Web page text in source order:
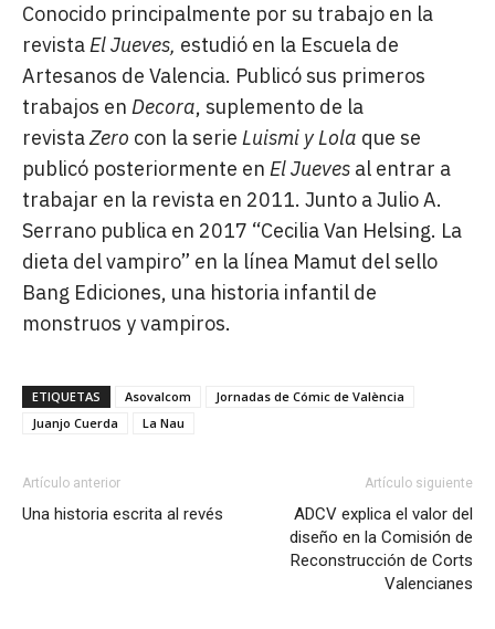
Conocido principalmente por su trabajo en la
revistaEl Jueves, estudió en la Escuela de
Artesanos de Valencia. Publicó sus primeros
trabajos en Decora, suplemento de la
revistaZero con la serie Luismi y Lola que se
publicó posteriormente en El Jueves al entrar a
trabajar en la revista en 2011. Junto a Julio A.
Serrano publica en 2017 “Cecilia Van Helsing. La
dieta del vampiro” en la línea Mamut del sello
Bang Ediciones, una historia infantil de
monstruos y vampiros.
ETIQUETAS Asovalcom
Jornadas de Cómic de València
Juanjo Cuerda
La Nau
Artículo anterior
Una historia escrita al revés
Artículo siguiente
ADCV explica el valor del
diseño en la Comisión de
Reconstrucción de Corts
Valencianes